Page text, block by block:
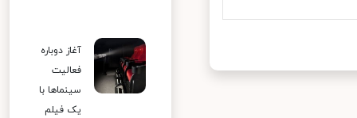
آغاز دوباره
فعالیت
سینماها با
یک فیلم